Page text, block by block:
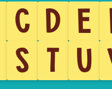
C D E
S T U